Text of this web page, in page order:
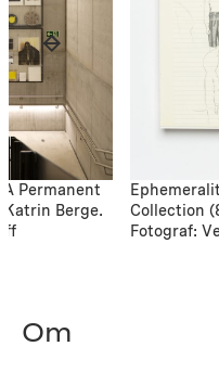
Permanent
Berge.
Collection
Fotograf:
Om